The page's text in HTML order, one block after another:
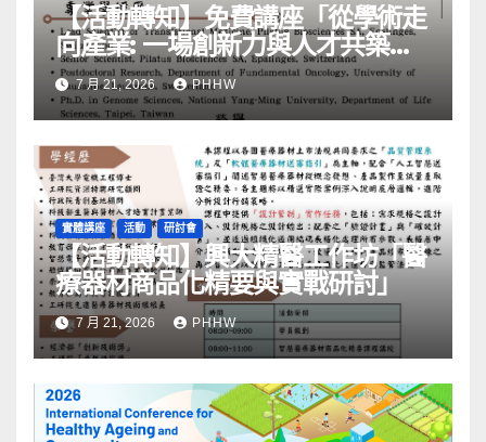
【活動轉知】免費講座「從學術走
向產業: ⼀場創新力與⼈才共築的
旅程」
7 月 21, 2026 PHHW
實體講座 活動 研討會
【活動轉知】興大精醫工作坊「醫
療器材商品化精要與實戰研討」
7 月 21, 2026 PHHW